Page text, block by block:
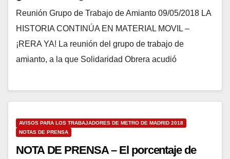
Reunión Grupo de Trabajo de Amianto 09/05/2018 LA
HISTORIA CONTINÚA EN MATERIAL MOVIL –
¡RERA YA! La reunión del grupo de trabajo de
amianto, a la que Solidaridad Obrera acudió
AVISOS PARA LOS TRABAJADORES DE METRO DE MADRID 2018
NOTAS DE PRENSA
NOTA DE PRENSA – El porcentaje de